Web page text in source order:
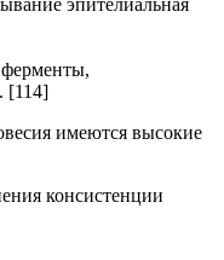
[114]
имеются высокие
консистенции